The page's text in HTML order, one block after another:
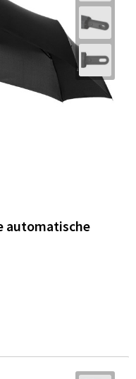
automatische